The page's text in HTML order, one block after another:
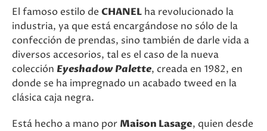
El famoso estilo deCHANEL ha revolucionado la
industria, ya que está encargándose no sólo de la
confección de prendas, sino también de darle vida a
diversos accesorios, tal es el caso de la nueva
colección Eyeshadow Palette, creada en 1982, en
donde se ha impregnado un acabado tweed en la
clásica caja negra.
Está hecho a mano por Maison Lasage, quien desde